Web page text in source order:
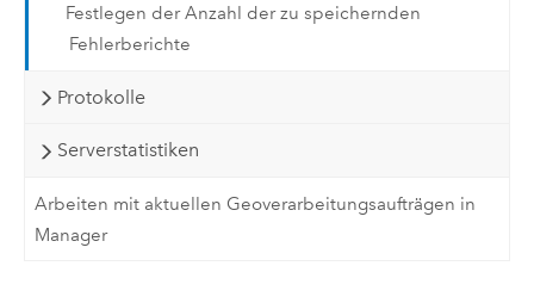
Festlegen der Anzahl der zu speichernden
Fehlerberichte
Protokolle
Serverstatistiken
Arbeiten mit aktuellen Geoverarbeitungsaufträgen in
Manager